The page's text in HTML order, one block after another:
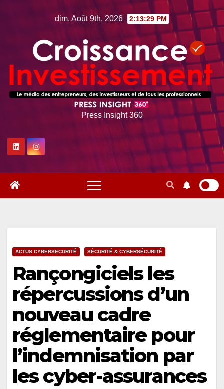
dim. Août 9th, 2026 2:13:30 PM
Press Insight 360
ACTUS CYBERSECURITÉ SÉCURITÉ & CYBERSÉCURITÉ
Rançongiciels les
répercussions d’un
nouveau cadre
réglementaire pour
l’indemnisation par
les cyber-assurances